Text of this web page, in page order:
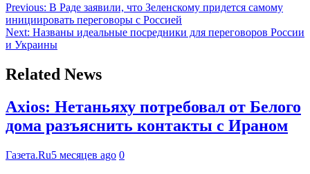
Previous: В Раде заявили, что Зеленскому придется самому
инициировать переговоры с Россией
Next: Названы идеальные посредники для переговоров России
и Украины
Related News
Axios: Нетаньяху потребовал от Белого
дома разъяснить контакты с Ираном
Газета.Ru5 месяцев ago 0